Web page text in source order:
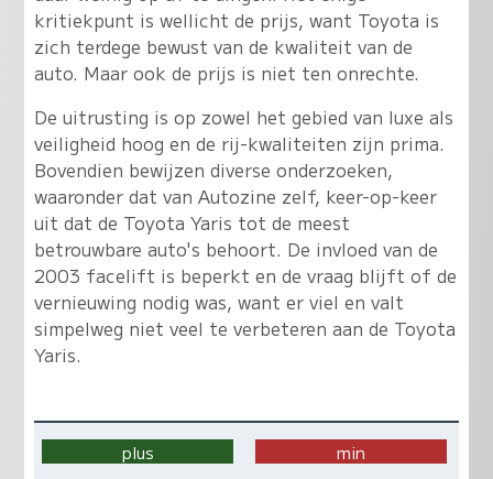
kritiekpunt is wellicht de prijs, want Toyota is
zich terdege bewust van de kwaliteit van de
auto. Maar ook de prijs is niet ten onrechte.
De uitrusting is op zowel het gebied van luxe als
veiligheid hoog en de rij-kwaliteiten zijn prima.
Bovendien bewijzen diverse onderzoeken,
waaronder dat van Autozine zelf, keer-op-keer
uit dat de Toyota Yaris tot de meest
betrouwbare auto's behoort. De invloed van de
2003 facelift is beperkt en de vraag blijft of de
vernieuwing nodig was, want er viel en valt
simpelweg niet veel te verbeteren aan de Toyota
Yaris.
plus
min